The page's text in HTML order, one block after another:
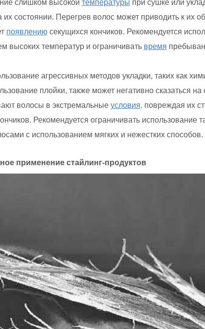
слишком высокой температуры при сушке или
их состоянии. Перегрев волос может приводить к их
появлениюсекущихся кончиков. Рекомендуется
высоких температур и ограничивать время
агрессивных методов укладки, таких как
плойки, также может негативно сказаться
волосы в экстремальные условия, повреждая их
Рекомендуется ограничивать использование
с использованием мягких и нежестких способов.
применение стайлинг-продуктов